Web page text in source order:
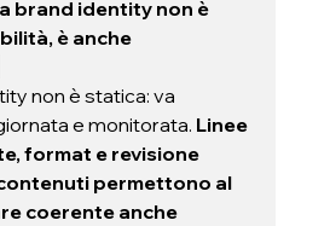
brand identity non è
è anche
non è statica: va
e monitorata. Linee
format e revisione
permettono al
coerente anche